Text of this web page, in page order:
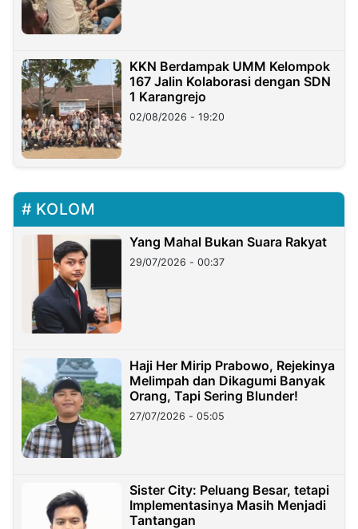
KKN Berdampak UMM Kelompok
167 Jalin Kolaborasi dengan SDN
1 Karangrejo
02/08/2026 - 19:20
KOLOM
Yang Mahal Bukan Suara Rakyat
29/07/2026 - 00:37
Haji Her Mirip Prabowo, Rejekinya
Melimpah dan Dikagumi Banyak
Orang, Tapi Sering Blunder!
27/07/2026 - 05:05
Sister City: Peluang Besar, tetapi
Implementasinya Masih Menjadi
Tantangan